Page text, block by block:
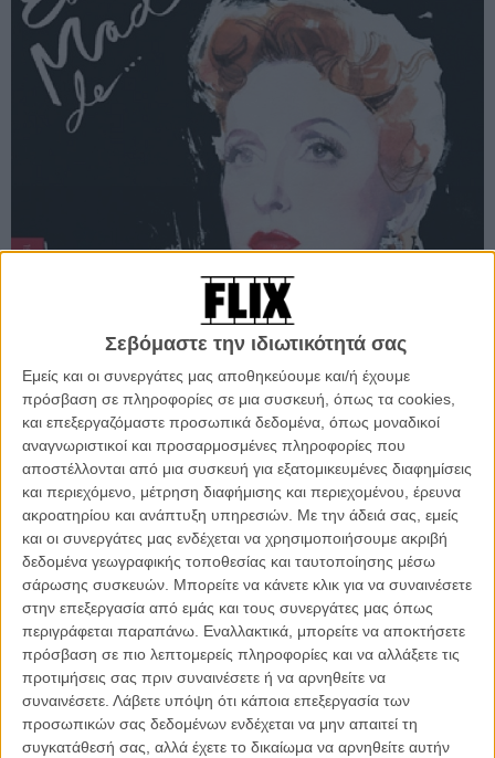
Σεβόμαστε την ιδιωτικότητά σας
Εμείς και οι συνεργάτες μας αποθηκεύουμε και/ή έχουμε
πρόσβαση σε πληροφορίες σε μια συσκευή, όπως τα cookies,
και επεξεργαζόμαστε προσωπικά δεδομένα, όπως μοναδικοί
αναγνωριστικοί και προσαρμοσμένες πληροφορίες που
αποστέλλονται από μια συσκευή για εξατομικευμένες διαφημίσεις
και περιεχόμενο, μέτρηση διαφήμισης και περιεχομένου, έρευνα
ακροατηρίου και ανάπτυξη υπηρεσιών. Με την άδειά σας, εμείς
και οι συνεργάτες μας ενδέχεται να χρησιμοποιήσουμε ακριβή
δεδομένα γεωγραφικής τοποθεσίας και ταυτοποίησης μέσω
σάρωσης συσκευών. Μπορείτε να κάνετε κλικ για να συναινέσετε
στην επεξεργασία από εμάς και τους συνεργάτες μας όπως
περιγράφεται παραπάνω. Εναλλακτικά, μπορείτε να αποκτήσετε
πρόσβαση σε πιο λεπτομερείς πληροφορίες και να αλλάξετε τις
προτιμήσεις σας πριν συναινέσετε ή να αρνηθείτε να
συναινέσετε. Λάβετε υπόψη ότι κάποια επεξεργασία των
προσωπικών σας δεδομένων ενδέχεται να μην απαιτεί τη
συγκατάθεσή σας, αλλά έχετε το δικαίωμα να αρνηθείτε αυτήν
«Τα Σκουλαρίκια της Μαντάμ ντε...» του Μαξ Οφίλς (1953)/ H
συνέντευξη με την συγγραφέα του βιβλίου στην οποία βασίστηκε ο
Οφίλς, Λουίζ ντε Βιλμορίν στο DVD της ταινίας είναι πολύ αστεία.
Είναι γοητευτική και συναρπαστική, περισσότερο από οποιαδήποτε
άλλη γυναίκα έχετε γνωρίσει - και ξαφνικά μιλάει για το φιλμ. Το
μισούσε ή μου φάνηκε; Ο Μαξ Οφίλς έφτιαξε μια τέλεια ταινία.